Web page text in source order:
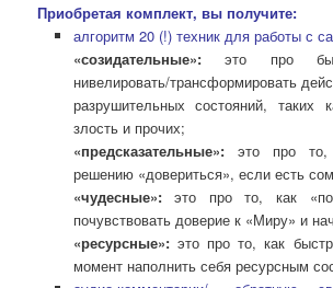
Приобретая комплект, вы получите:
алгоритм 20 (!) техник для работы с
«созидательные»:это про
нивелировать/трансформировать
разрушительных состояний, таких
злость и прочих;
«предсказательные»:это про то,
решению «довериться», если есть
«чудесные»:это про то, как
почувствовать доверие к «Миру» и
«ресурсные»:это про то, как
момент наполнить себя ресурсным